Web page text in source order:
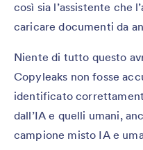
così sia l’assistente che
caricare documenti da
Niente di tutto questo
Copyleaks non fosse
identificato
dall’IA e quelli umani,
campione misto IA e